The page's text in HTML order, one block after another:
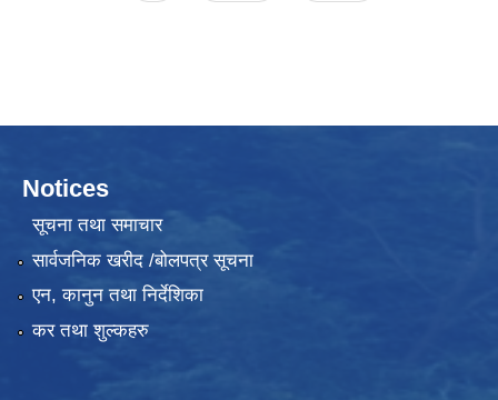
Notices
सूचना तथा समाचार
सार्वजनिक खरीद /बोलपत्र सूचना
एन, कानुन तथा निर्देशिका
कर तथा शुल्कहरु